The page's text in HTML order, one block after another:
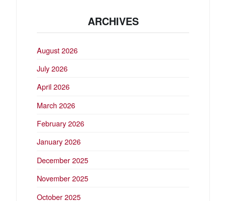
ARCHIVES
August 2026
July 2026
April 2026
March 2026
February 2026
January 2026
December 2025
November 2025
October 2025